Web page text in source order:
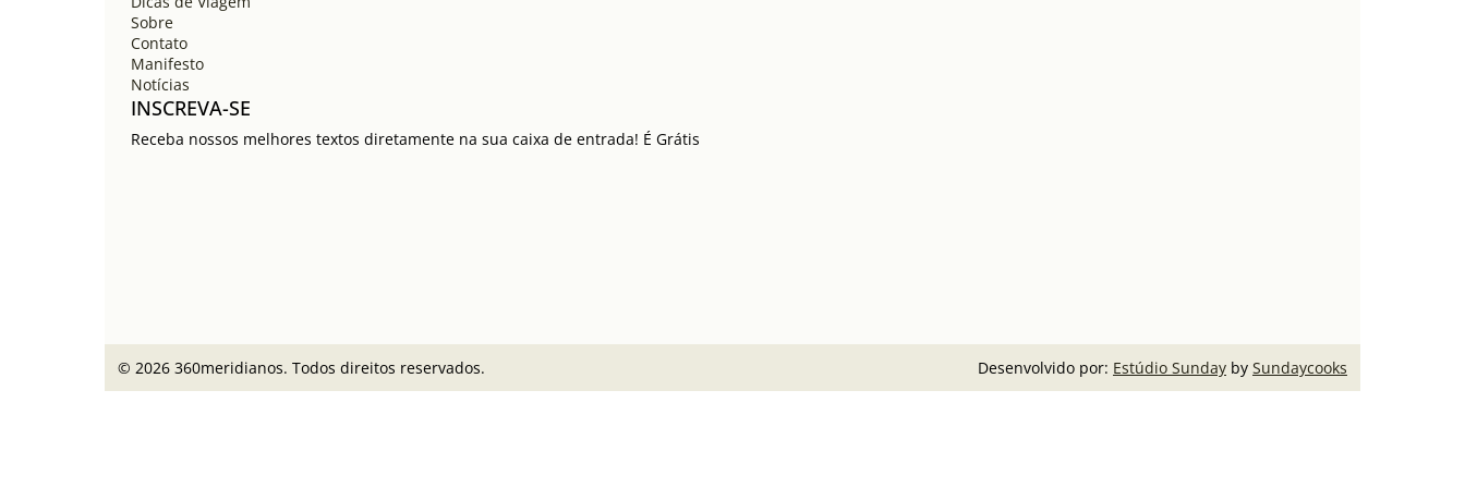
Sobre
Contato
Manifesto
Notícias
INSCREVA-SE
Receba nossos melhores textos diretamente na sua caixa de entrada! É Grátis
© 2026 360meridianos. Todos direitos reservados. Desenvolvido por: Estúdio Sunday by Sundaycooks